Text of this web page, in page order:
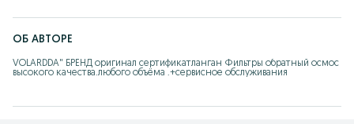
ОБ АВТОРЕ
VOLARDDA" БРЕНД оригинал сертификатланган Фильтры обратный осмос
высокого качества.любого объёма .+сервисное обслуживания